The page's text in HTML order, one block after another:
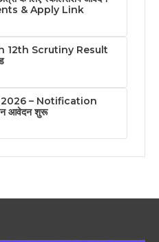
& Apply Link
12th Scrutiny Result
– Notification
आवेदन शुरू